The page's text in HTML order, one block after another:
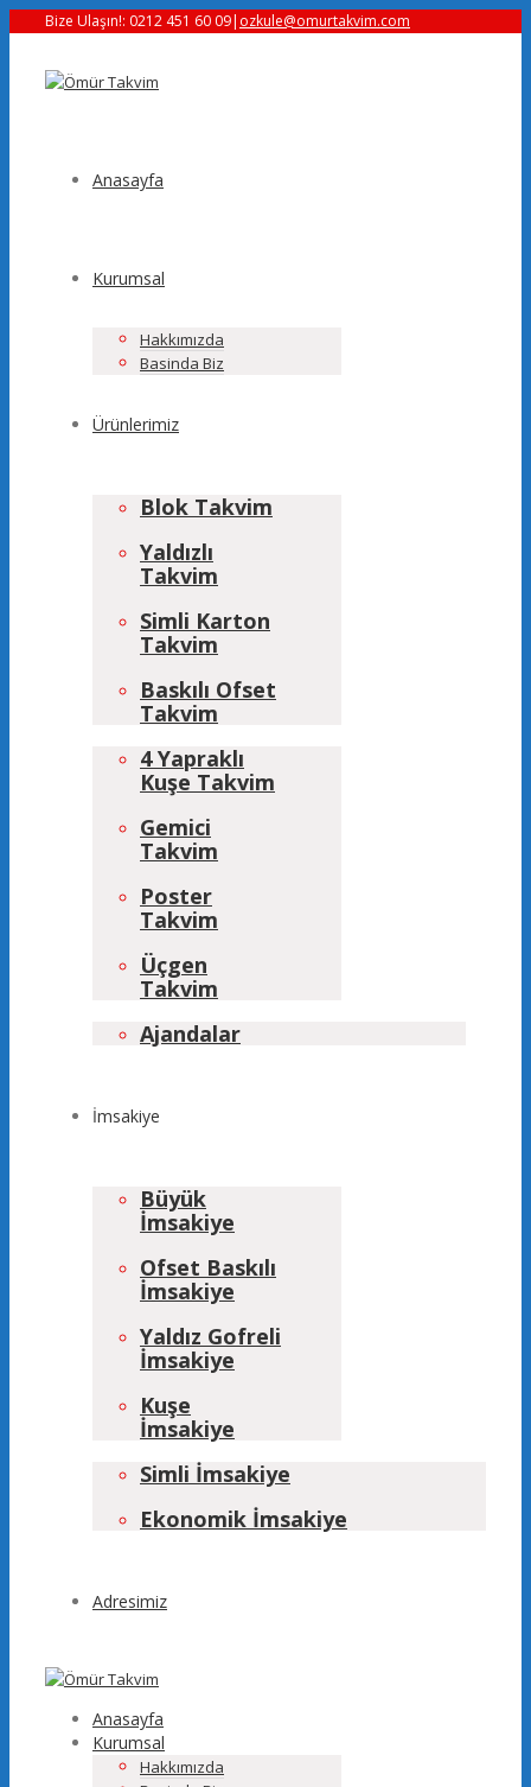
Bize Ulaşın!: 0212 451 60 09| ozkule@omurtakvim.com
Anasayfa
Kurumsal
Hakkımızda
Basinda Biz
Ürünlerimiz
Blok Takvim
Yaldızlı
Takvim
Simli Karton
Takvim
Baskılı Ofset
Takvim
4 Yapraklı
Kuşe Takvim
Gemici
Takvim
Poster
Takvim
Üçgen
Takvim
Ajandalar
İmsakiye
Büyük
İmsakiye
Ofset Baskılı
İmsakiye
Yaldız Gofreli
İmsakiye
Kuşe
İmsakiye
Simli İmsakiye
Ekonomik İmsakiye
Adresimiz
Anasayfa
Kurumsal
Hakkımızda